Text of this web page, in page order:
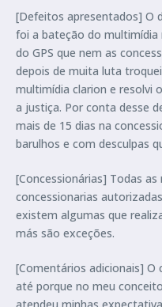
[Defeitos apresentados] O
foi a bateção do multimídia
do GPS que nem as
depois de muita luta
multimídia clarion e resolvi
a justiça. Por conta desse
mais de 15 dias na
barulhos e com desculpas
[Concessionárias] Todas
concessionarias
existem algumas que
más são exceções.
[Comentários adicionais]
até porque no meu